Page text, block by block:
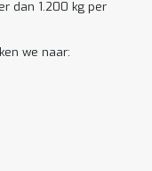
dan 1.200 kg per
we naar: